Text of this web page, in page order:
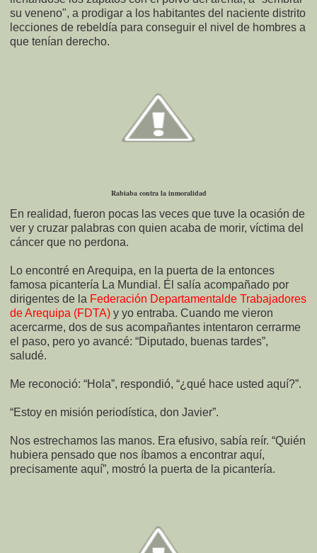
su veneno", a prodigar a los habitantes del naciente distrito
lecciones de rebeldía para conseguir el nivel de hombres a
que tenían derecho.
Rabiaba contra la inmoralidad
En realidad, fueron pocas las veces que tuve la ocasión de
ver y cruzar palabras con quien acaba de morir, víctima del
cáncer que no perdona.
Lo encontré en Arequipa, en la puerta de la entonces
famosa picantería La Mundial. Él salía acompañado por
dirigentes de la Federación Departamentalde Trabajadores
de Arequipa (FDTA)y yo entraba. Cuando me vieron
acercarme, dos de sus acompañantes intentaron cerrarme
el paso, pero yo avancé: “Diputado, buenas tardes”,
saludé.
Me reconoció: “Hola”, respondió, “¿qué hace usted aquí?”.
“Estoy en misión periodística, don Javier”.
Nos estrechamos las manos. Era efusivo, sabía reír. “Quién
hubiera pensado que nos íbamos a encontrar aquí,
precisamente aquí”, mostró la puerta de la picantería.